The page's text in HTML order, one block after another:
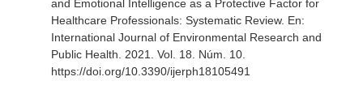
and Emotional Intelligence as a Protective Factor for
Healthcare Professionals: Systematic Review. En:
International Journal of Environmental Research and
Public Health . 2021. Vol. 18. Núm. 10.
https://doi.org/10.3390/ijerph18105491